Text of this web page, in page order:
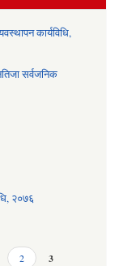
कार्यविधि,
सर्वजनिक
२०७६
2 3